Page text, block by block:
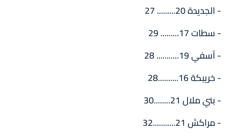
- الجديدة 20......... 27
- سطات 17......... 29
- آسفي 19........... 28
- خريبكة 16..........28
- بني ملال 21........30
- مراكش 21...........32